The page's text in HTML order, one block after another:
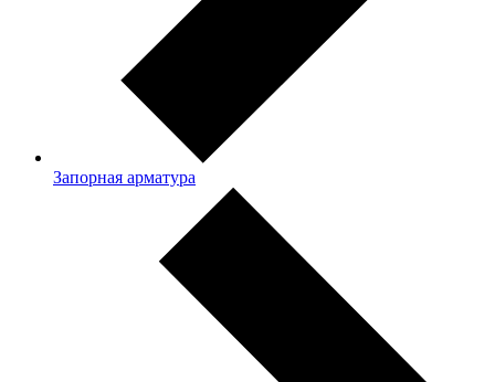
Запорная арматура